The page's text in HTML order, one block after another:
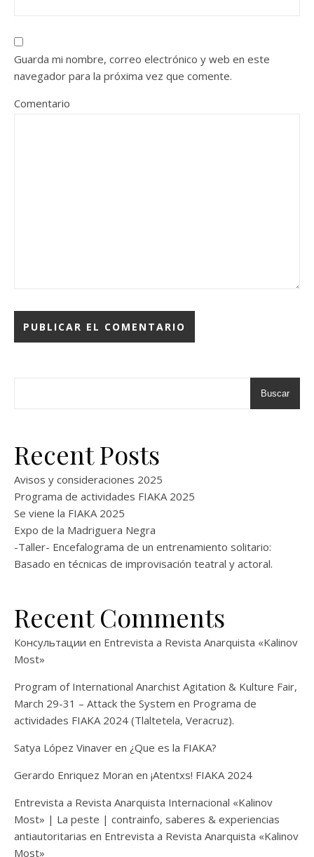
Guarda mi nombre, correo electrónico y web en este
navegador para la próxima vez que comente.
Comentario
Buscar
Recent Posts
Avisos y consideraciones 2025
Programa de actividades FIAKA 2025
Se viene la FIAKA 2025
Expo de la Madriguera Negra
-Taller- Encefalograma de un entrenamiento solitario:
Basado en técnicas de improvisación teatral y actoral.
Recent Comments
Консультации en Entrevista a Revista Anarquista «Kalinov
Most»
Program of International Anarchist Agitation & Kulture Fair,
March 29-31 – Attack the System en Programa de
actividades FIAKA 2024 (Tlaltetela, Veracruz).
Satya López Vinaver en ¿Que es la FIAKA?
Gerardo Enriquez Moran en ¡Atentxs! FIAKA 2024
Entrevista a Revista Anarquista Internacional «Kalinov
Most» | La peste | contrainfo, saberes & experiencias
antiautoritarias en Entrevista a Revista Anarquista «Kalinov
Most»